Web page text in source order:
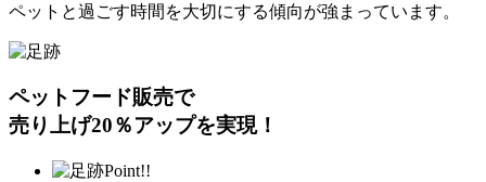
ペットと過ごす時間を大切にする傾向が強まっています。
ペットフード販売で
売り上げ20％アップを実現！
Point!!